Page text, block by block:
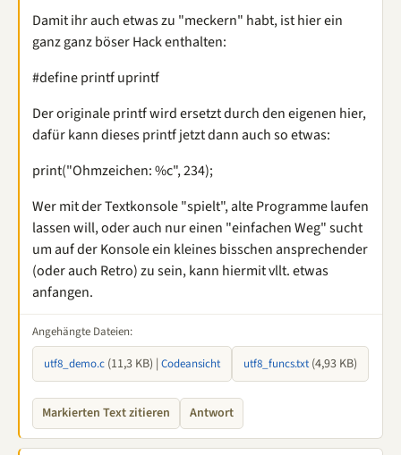
Damit ihr auch etwas zu "meckern" habt, ist hier ein
ganz ganz böser Hack enthalten:
#define printf uprintf
Der originale printf wird ersetzt durch den eigenen hier,
dafür kann dieses printf jetzt dann auch so etwas:
print("Ohmzeichen: %c", 234);
Wer mit der Textkonsole "spielt", alte Programme laufen
lassen will, oder auch nur einen "einfachen Weg" sucht
um auf der Konsole ein kleines bisschen ansprechender
(oder auch Retro) zu sein, kann hiermit vllt. etwas
anfangen.
Angehängte Dateien:
utf8_demo.c (11,3 KB) | Codeansicht utf8_funcs.txt(4,93 KB)
Markierten Text zitieren Antwort